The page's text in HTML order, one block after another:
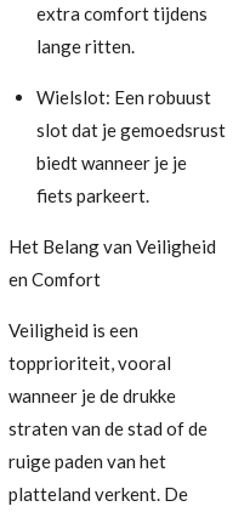
extra comfort tijdens
lange ritten.
Wielslot: Een robuust
slot dat je gemoedsrust
biedt wanneer je je
fiets parkeert.
Het Belang van Veiligheid
en Comfort
Veiligheid is een
topprioriteit, vooral
wanneer je de drukke
straten van de stad of de
ruige paden van het
platteland verkent. De